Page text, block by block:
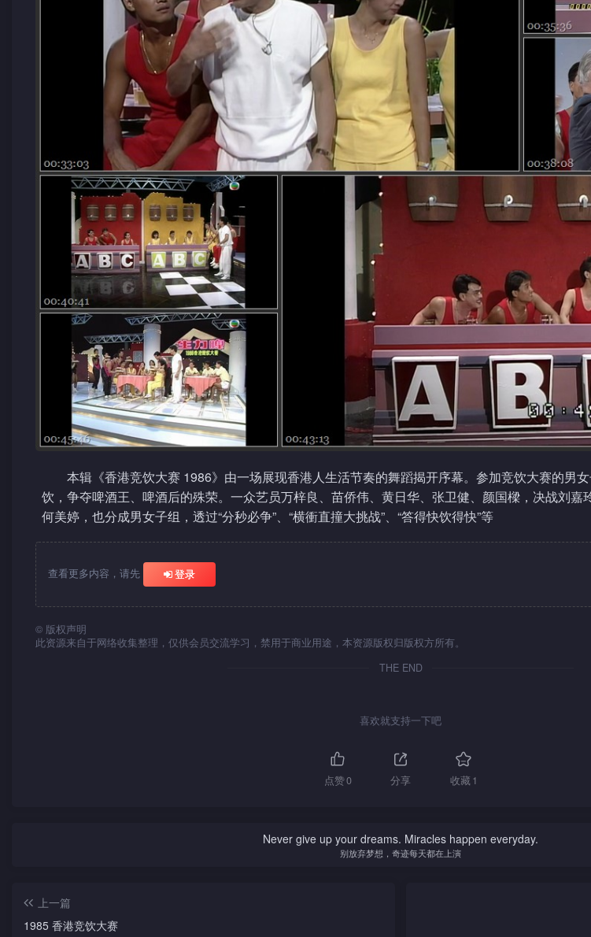
本辑《香港竞饮大赛 1986》由一场展现香港人生活节奏的舞蹈揭开序幕。参加竞饮大赛的男
饮，争夺啤酒王、啤酒后的殊荣。一众艺员万梓良、苗侨伟、黄日华、张卫健、颜国樑，决战刘嘉
何美婷，也分成男女子组，透过“分秒必争”、“横衝直撞大挑战”、“答得快饮得快”等
查看更多内容，请先 登录
© 版权声明
此资源来自于网络收集整理，仅供会员交流学习，禁用于商业用途，本资源版权归版权方所有。
THE END
喜欢就支持一下吧
点赞0 分享 收藏 1
Never give up your dreams. Miracles happen everyday.
别放弃梦想，奇迹每天都在上演
上一篇
1985 香港竞饮大赛